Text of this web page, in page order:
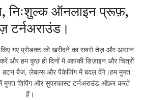
निःशुल्क ऑनलाइन प्रूफ़,
टर्नअराउंड।
गए प्रोडक्ट को खरीदने का सबसे तेज़ और आसान
और हम कुछ ही दिनों में आपकी डिज़ाइन और चित्रों
बटन बैज, लेबल्स और पैकेजिंग में बदल देंगे।हम मुफ्त
शिपिंग और सुपरफास्ट टर्नअराउंड ऑफ़र करते
हैं।